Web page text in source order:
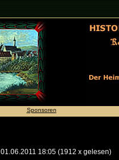
Sponsoren
01.06.2011 18:05(1912 x gelesen)